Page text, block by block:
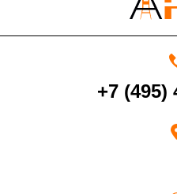
Срок возврата товара
момента получения товара.
счет в течение 5-30 рабочих
+7 (495)